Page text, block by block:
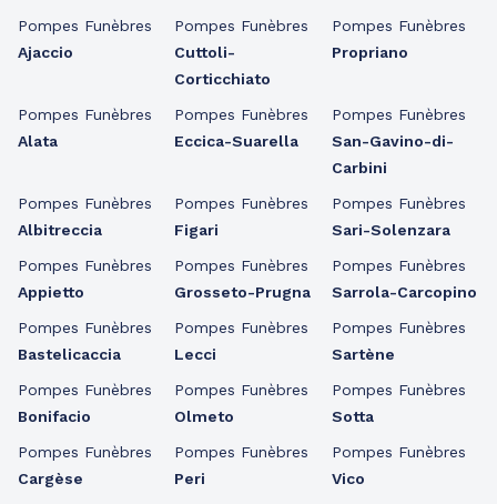
Pompes Funèbres
Ajaccio
Pompes Funèbres
Alata
Pompes Funèbres
Albitreccia
Pompes Funèbres
Appietto
Pompes Funèbres
Bastelicaccia
Pompes Funèbres
Bonifacio
Pompes Funèbres
Cargèse
Pompes Funèbres
Cuttoli-
Corticchiato
Pompes Funèbres
Eccica-Suarella
Pompes Funèbres
Figari
Pompes Funèbres
Grosseto-Prugna
Pompes Funèbres
Lecci
Pompes Funèbres
Olmeto
Pompes Funèbres
Peri
Pompes Funèbres
Propriano
Pompes Funèbres
San-Gavino-di-
Carbini
Pompes Funèbres
Sari-Solenzara
Pompes Funèbres
Sarrola-Carcopino
Pompes Funèbres
Sartène
Pompes Funèbres
Sotta
Pompes Funèbres
Vico